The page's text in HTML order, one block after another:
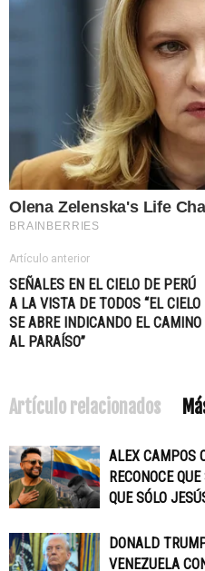
Artículo anterior
SEÑALES EN EL CIELO DE PERÚ
A LA VISTA DE TODOS “EL CIELO
SE ABRE INDICANDO EL CAMINO
AL PARAÍSO”
Artículo relacionados
ALEX CAMPOS
RECONOCE
QUE SÓLO
DONALD
VENEZUELA